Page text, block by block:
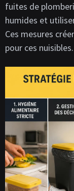
fuites de
humides et
Ces mesures
pour ces nuisibles.